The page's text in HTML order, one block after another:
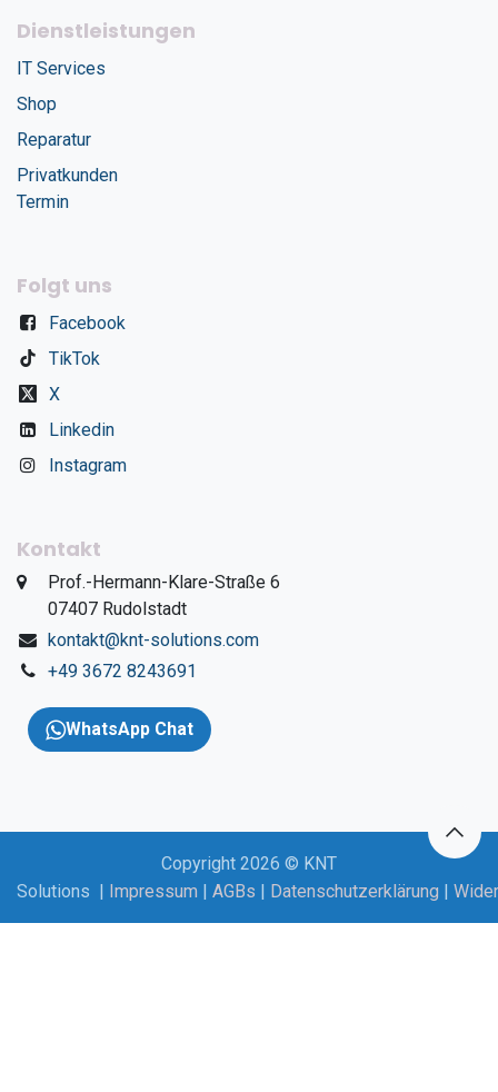
Dienstleistungen
IT Services
Shop
Reparatur
Privatkunden
Termin
Folgt uns
Facebook
TikTok
X
Linkedin
Instagram
Kontakt
​Prof.-Hermann-Klare-Straße 6
​07407 Rudolstadt
kontakt@knt-solutions.com
+49 3672 8243691
WhatsApp Chat
Copyright 2026 © KNT
Solutions | Impressum | AGBs | Datenschutzerklärung |